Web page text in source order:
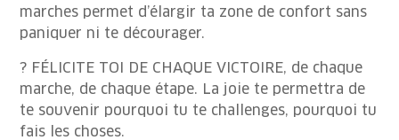
marches permet d’élargir ta zone de confort sans
paniquer ni te décourager.
? FÉLICITE TOI DE CHAQUE VICTOIRE, de chaque
marche, de chaque étape. La joie te permettra de
te souvenir pourquoi tu te challenges, pourquoi tu
fais les choses.